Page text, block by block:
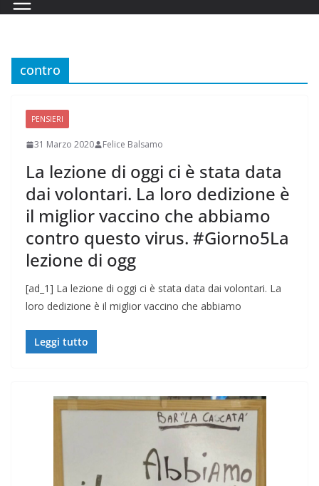
contro
PENSIERI
31 Marzo 2020 Felice Balsamo
La lezione di oggi ci è stata data
dai volontari. La loro dedizione è
il miglior vaccino che abbiamo
contro questo virus. #Giorno5La
lezione di ogg
[ad_1] La lezione di oggi ci è stata data dai volontari. La
loro dedizione è il miglior vaccino che abbiamo
Leggi tutto